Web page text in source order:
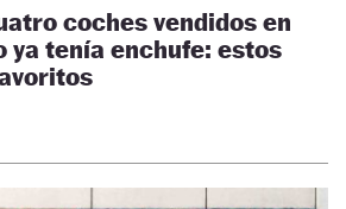
coches vendidos en
ya tenía enchufe: estos